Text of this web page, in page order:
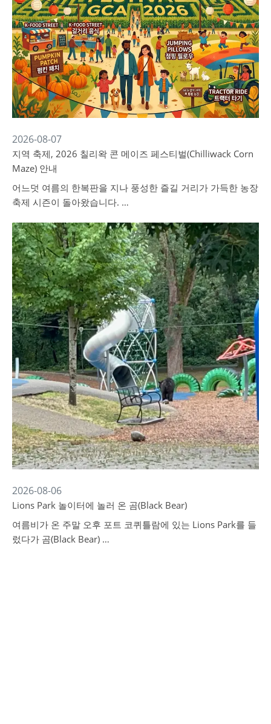
2026-08-07
지역 축제, 2026 칠리왁 콘 메이즈 페스티벌(Chilliwack Corn
Maze) 안내
어느덧 여름의 한복판을 지나 풍성한 즐길 거리가 가득한 농장
축제 시즌이 돌아왔습니다. …
2026-08-06
Lions Park 놀이터에 놀러 온 곰(Black Bear)
여름비가 온 주말 오후 포트 코퀴틀람에 있는 Lions Park를 들
렀다가 곰(Black Bear) …